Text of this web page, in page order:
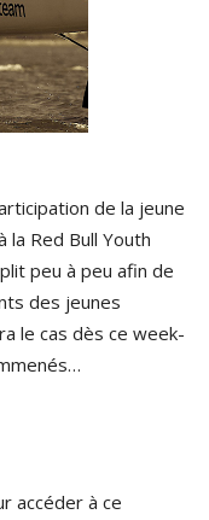
de la jeune
la Red Bull Youth
peu à peu afin de
des jeunes
le cas dès ce week-
accéder à ce